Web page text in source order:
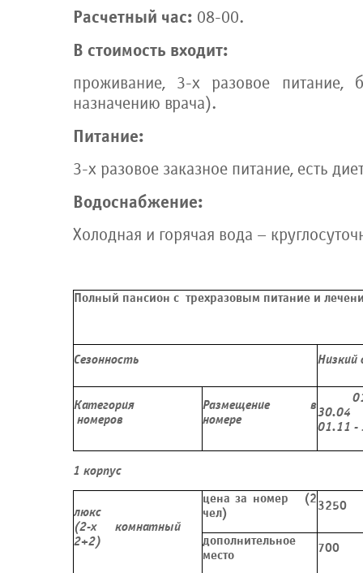
Расчетный час: 08-00.
В стоимость входит:
проживание, 3-х разовое питание,
назначению врача).
Питание:
3-х разовое заказное питание, есть
Водоснабжение:
Холодная и горячая вода –
Полный пансион с трехразовым питание и
Сезонность Низкий
Категория
номеров
Размещение в
номере
01.11 -
1 корпус
люкс
(2-х комнатный
2+2)
цена за номер (2
чел)
3250
дополнительное
место
700